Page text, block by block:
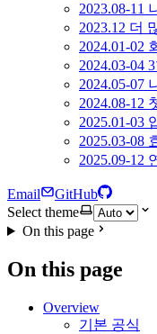
2023.08-11
2023.12 더
2024.01-02
2024.03-04
2024.05-07
2024.08-12
2025.01-03
2025.03-08
2025.09-12
Email
GitHub
Select theme
On this page
On this page
Overview
기본 공식